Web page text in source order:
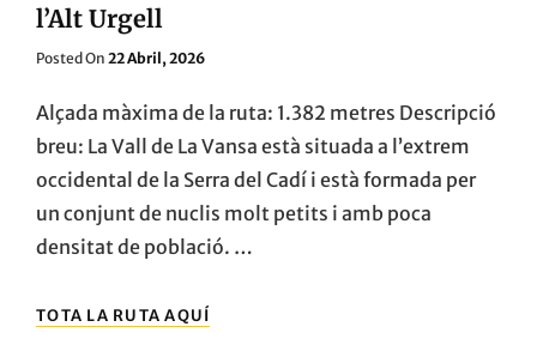
l’Alt Urgell
Posted On Posted
22 Abril, 2026
Alçada màxima de la ruta: 1.382 metres Descripció
breu: La Vall de La Vansa està situada a l’extrem
occidental de la Serra del Cadí i està formada per
un conjunt de nuclis molt petits i amb poca
densitat de població. …
TOTA LA RUTA AQUÍ
VALL